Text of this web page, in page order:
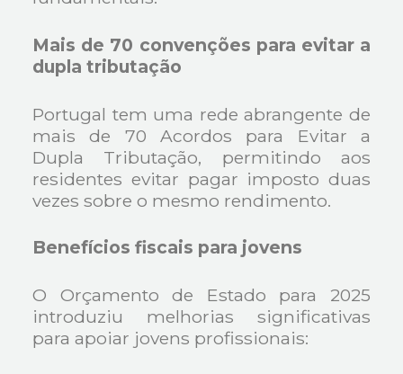
Mais de 70 convenções para evitar a
dupla tributação
Portugal tem uma rede abrangente de
mais de 70 Acordos para Evitar a
Dupla Tributação, permitindo aos
residentes evitar pagar imposto duas
vezes sobre o mesmo rendimento.
Benefícios fiscais para jovens
O Orçamento de Estado para 2025
introduziu melhorias significativas
para apoiar jovens profissionais: